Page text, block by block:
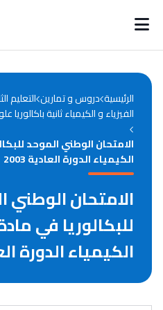
Annonces bourses
الرئيسية دروس و تمارين التعليم
الفيزياء و الكيمياء ثانية
الامتحان الوطني الموحد
الكيمياء الدورة العادية 2003
الامتحان الوطني
للبكالوريا في
الكيمياء الدورة